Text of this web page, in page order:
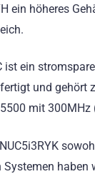
ein höheres
ist ein
und gehört
mit
Systemen